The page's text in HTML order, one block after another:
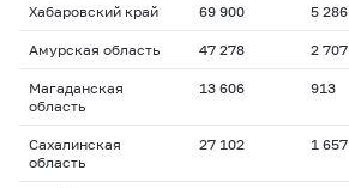
Хабаровский край 69 900 5 286
Амурская область 47 278 2 707
Магаданская
область
13 606 913
Сахалинская
область
27 102 1 657